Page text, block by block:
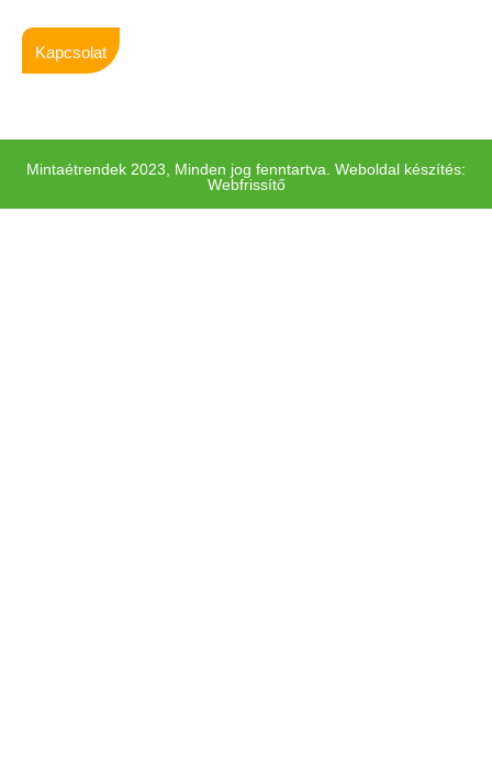
Kapcsolat
Mintaétrendek 2023, Minden jog fenntartva. Weboldal készítés:
Webfrissítő